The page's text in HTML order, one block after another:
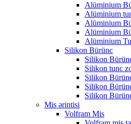
Alüminium
Alüminium
Alüminium
Alüminium
Alüminium
Silikon Bürünc
Silikon
Silikon tunc
Silikon
Silikon
Silikon
Mis ərintisi
Volfram Mis